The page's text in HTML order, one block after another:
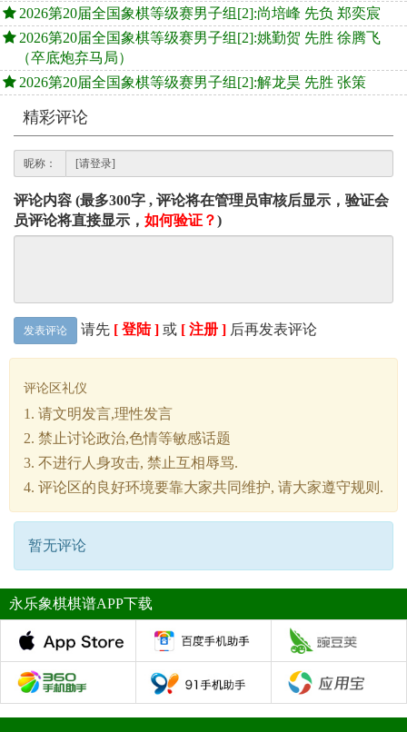
2026第20届全国象棋等级赛男子组[2]:尚培峰 先负 郑奕宸
2026第20届全国象棋等级赛男子组[2]:姚勤贺 先胜 徐腾飞
（卒底炮弃马局）
2026第20届全国象棋等级赛男子组[2]:解龙昊 先胜 张策
精彩评论
昵称：
评论内容 (最多300字 , 评论将在管理员审核后显示，验证会
员评论将直接显示， 如何验证？)
发表评论 请先 [ 登陆 ] 或 [ 注册 ] 后再发表评论
评论区礼仪
1. 请文明发言,理性发言
2. 禁止讨论政治,色情等敏感话题
3. 不进行人身攻击, 禁止互相辱骂.
4. 评论区的良好环境要靠大家共同维护, 请大家遵守规则.
暂无评论
永乐象棋棋谱APP下载